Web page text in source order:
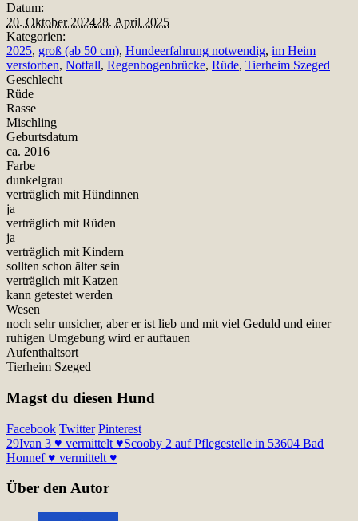
Datum:
20. Oktober 202428. April 2025
Kategorien:
2025, groß (ab 50 cm), Hundeerfahrung notwendig, im Heim
verstorben, Notfall, Regenbogenbrücke, Rüde, Tierheim Szeged
Geschlecht
Rüde
Rasse
Mischling
Geburtsdatum
ca. 2016
Farbe
dunkelgrau
verträglich mit Hündinnen
ja
verträglich mit Rüden
ja
verträglich mit Kindern
sollten schon älter sein
verträglich mit Katzen
kann getestet werden
Wesen
noch sehr unsicher, aber er ist lieb und mit viel Geduld und einer
ruhigen Umgebung wird er auftauen
Aufenthaltsort
Tierheim Szeged
Magst du diesen Hund
Facebook Twitter Pinterest
29Ivan 3 ♥ vermittelt ♥Scooby 2 auf Pflegestelle in 53604 Bad
Honnef ♥ vermittelt ♥
Über den Autor